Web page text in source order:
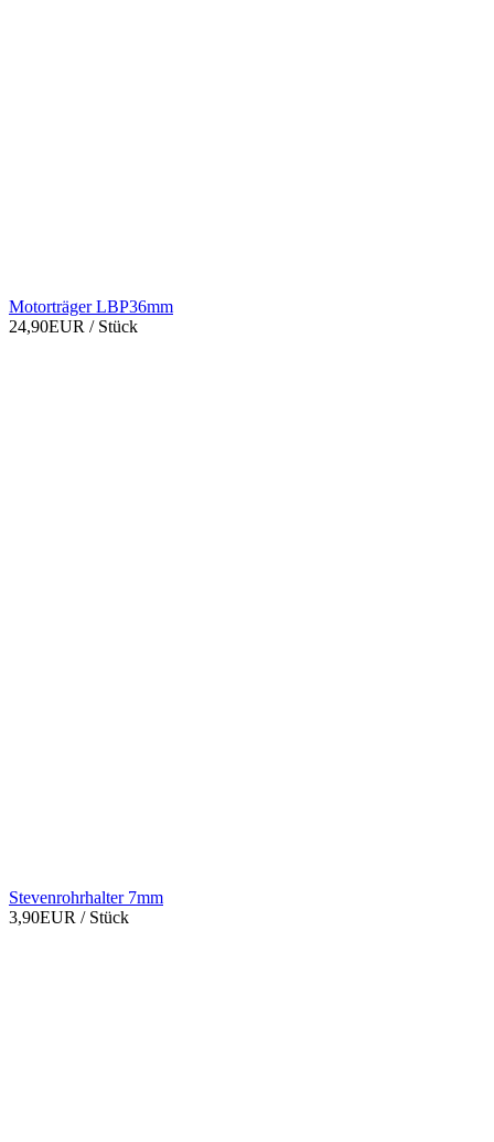
Motorträger LBP36mm
24,90EUR / Stück
Stevenrohrhalter 7mm
3,90EUR / Stück